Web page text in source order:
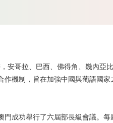
安哥拉、巴西、佛得角、幾內亞
機制，旨在加強中國與葡語國
成功舉行了六屆部長級會議。每